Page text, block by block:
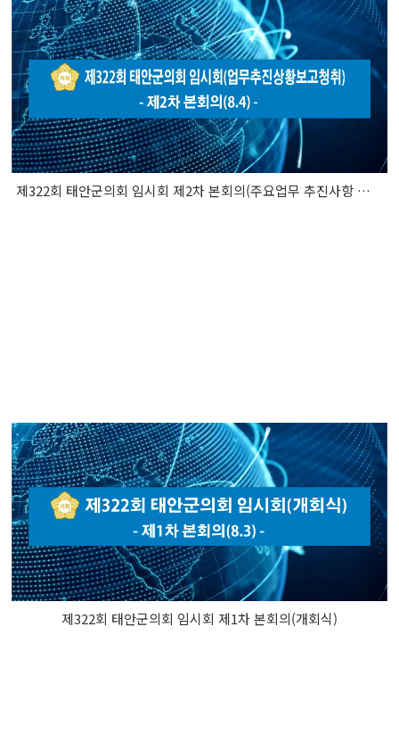
제322회 태안군의회 임시회 제2차 본회의(주요업무 추진사항 보고 청취)
제322회 태안군의회 임시회 제1차 본회의(개회식)